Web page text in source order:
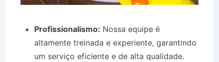
Profissionalismo: Nossa equipe é
altamente treinada e experiente, garantindo
um serviço eficiente e de alta qualidade.